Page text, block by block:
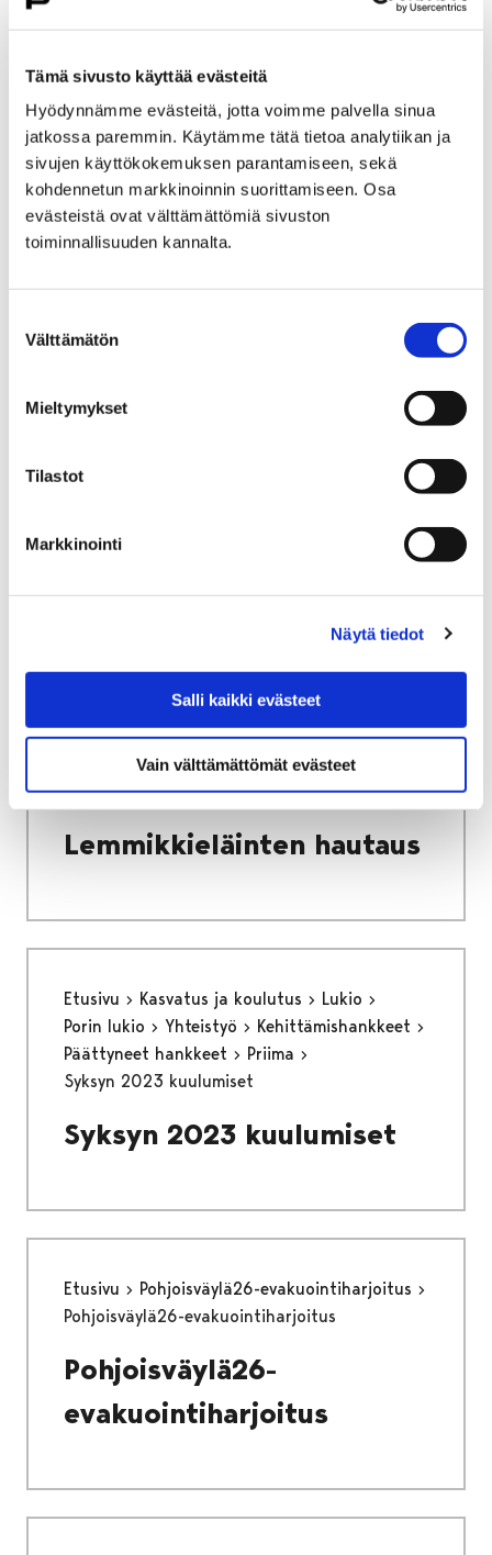
Tämä sivusto käyttää evästeitä
Hyödynnämme evästeitä, jotta voimme palvella sinua
jatkossa paremmin. Käytämme tätä tietoa analytiikan ja
sivujen käyttökokemuksen parantamiseen, sekä
kohdennetun markkinoinnin suorittamiseen. Osa
evästeistä ovat välttämättömiä sivuston
toiminnallisuuden kannalta.
valinta
Välttämätön
Mieltymykset
Tilastot
Markkinointi
Näytä tiedot
Salli kaikki evästeet
Vain välttämättömät evästeet
Veneily ja venepaikat
Porin kaupungilla on noin 1300 venepaikkaa
keskustan Jokisatamassa sekä Meri-Porin
alueella, yhteensä 20 eri satamassa.
Talvisäilytyspaikkoja on viidessä satamassa.
Varhaiskasvatus ja esiopetus
palveluseteli
Asuminen ja ympäristö
Eläimet
Lemmikkieläinten hautaus
Lemmikkieläinten hautaus
Etusivu Kasvatus ja koulutus
Lukio
Porin lukio
Yhteistyö
Kehittämishankkeet
Päättyneet hankkeet
Priima
Syksyn 2023 kuulumiset
Syksyn 2023 kuulumiset
Etusivu
Pohjoisväylä26-evakuointiharjoitus
Pohjoisväylä26-evakuointiharjoitus
Pohjoisväylä26-
evakuointiharjoitus